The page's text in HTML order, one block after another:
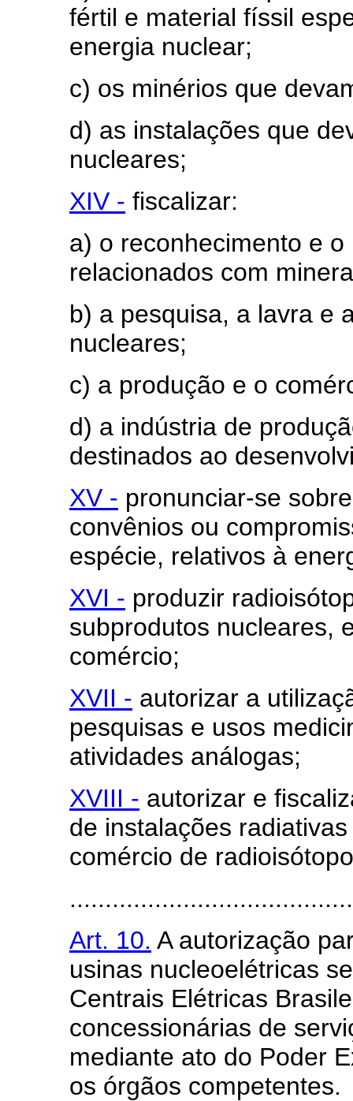
fértil e material físsil
energia nuclear;
c) os minérios que
d) as instalações que
nucleares;
XIV - fiscalizar:
a) o reconhecimento e
relacionados com
b) a pesquisa, a lavra e
nucleares;
c) a produção e o
d) a indústria de
destinados ao
XV - pronunciar-se
convênios ou
espécie, relativos à
XVI - produzir
subprodutos nucleares,
comércio;
XVII - autorizar a
pesquisas e usos
atividades análogas;
XVIII - autorizar e
de instalações
comércio de
Art. 10. A autorização
usinas nucleoelétricas
Centrais Elétricas
concessionárias de
mediante ato do Poder
os órgãos competentes.